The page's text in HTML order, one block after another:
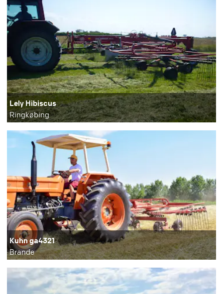
Lely Hibiscus
Ringkøbing
Kuhn ga4321
Brande